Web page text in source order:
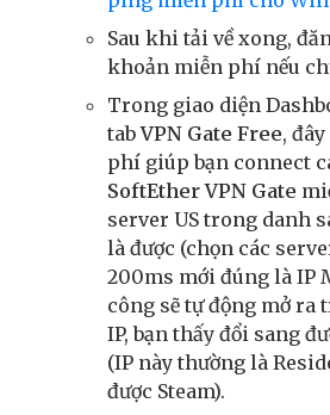
Sau khi tải về xong,
khoản miễn phí nếu
Trong giao diện
tabVPN Gate Free,
phí giúp bạn connect
SoftEther VPN Gate
server US trong danh
là được (chọn các
200ms mới đúng là IP
công sẽ tự động mở ra
IP, bạn thấy đổi sang
(IP này thường là
được Steam).